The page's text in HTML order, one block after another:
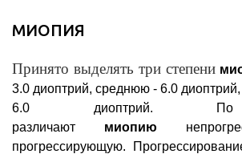
МИОПИЯ
Принято выделять три степени
3.0 диоптрий, среднюю - 6.0
6.0 диоптрий. По
различают миопию
прогрессирующую.